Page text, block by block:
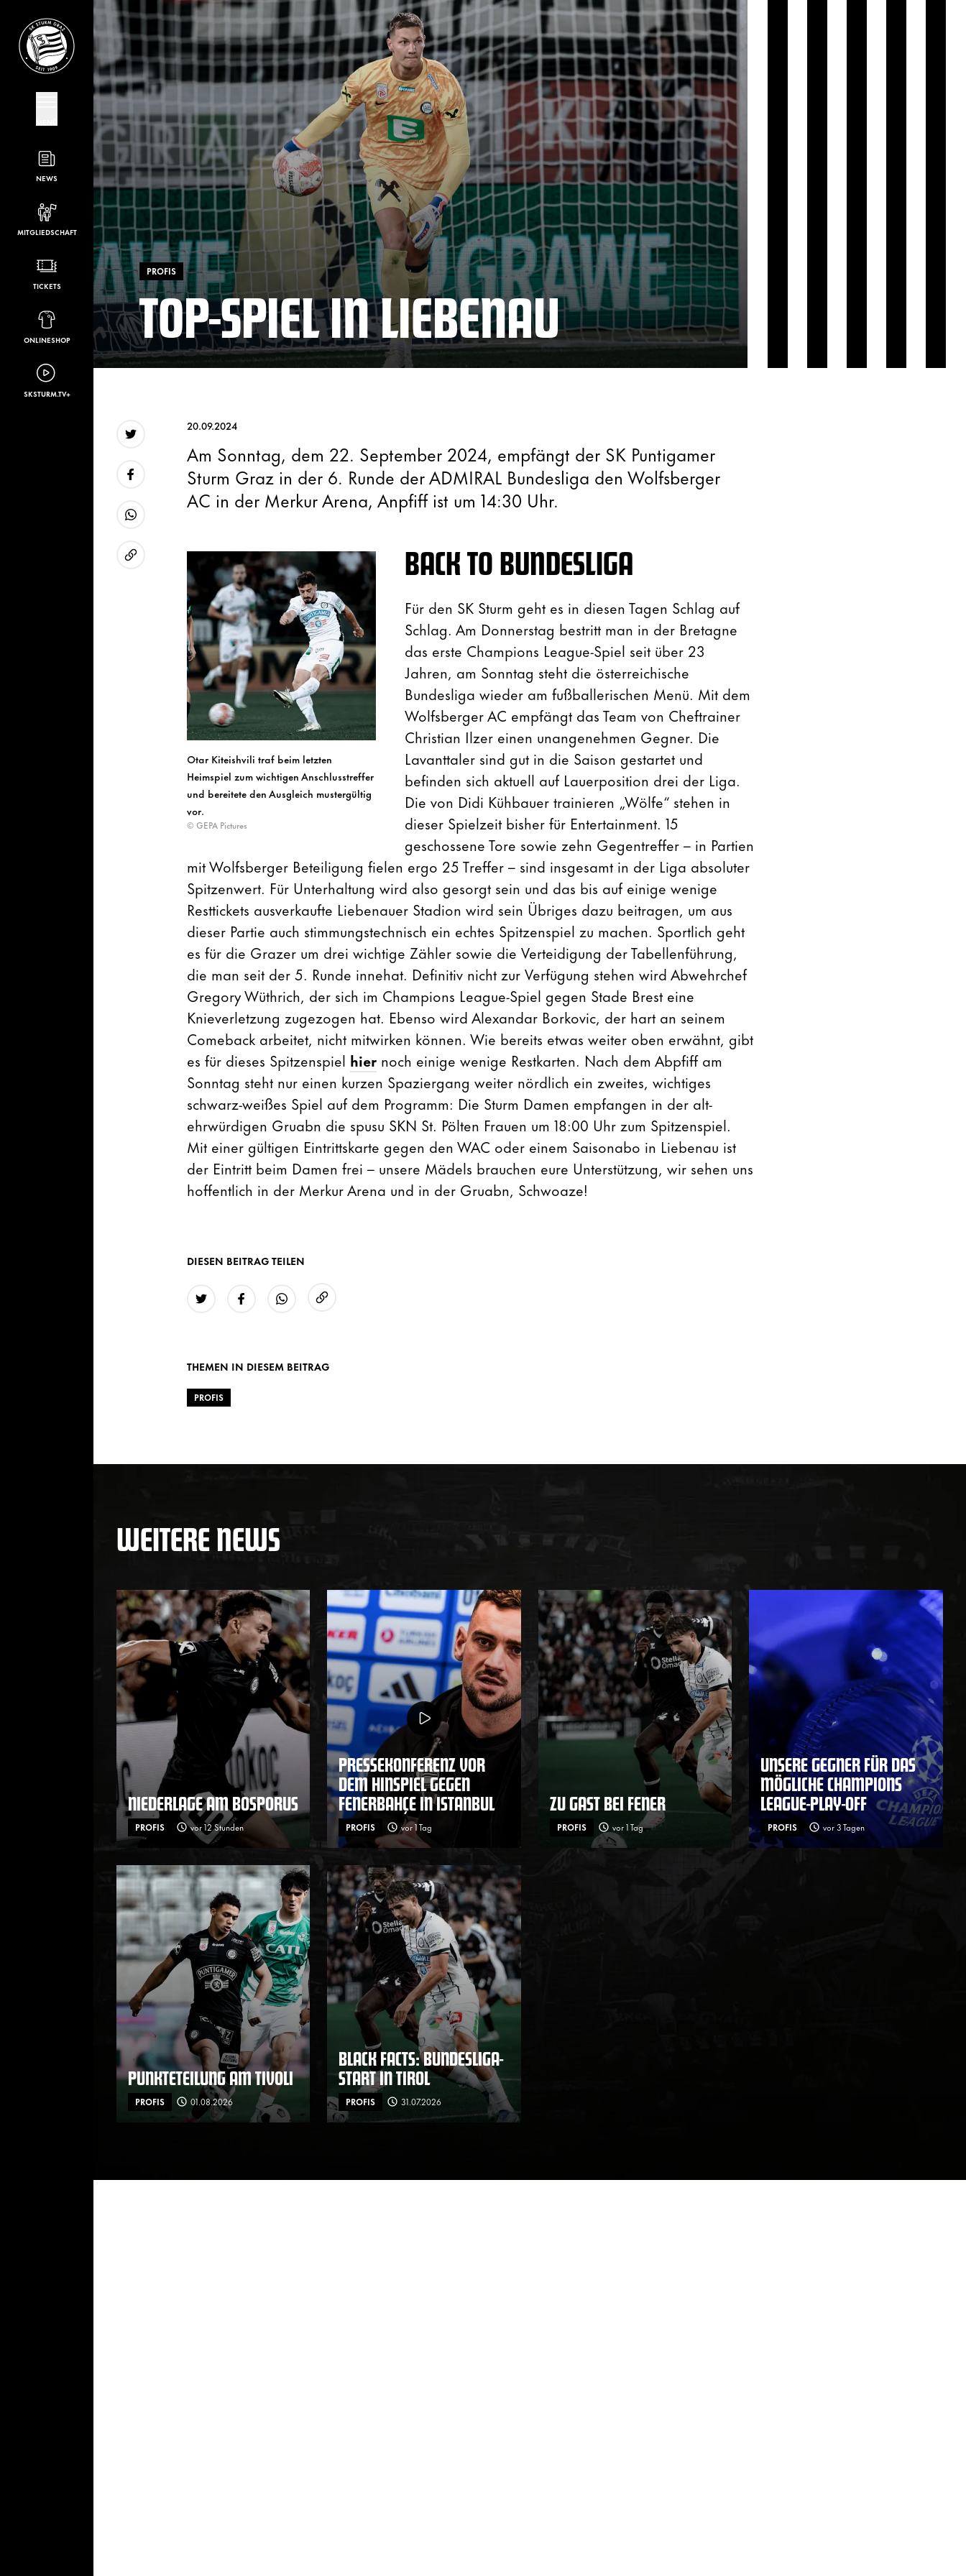
NEWS
MITGLIEDSCHAFT
TICKETS
ONLINESHOP
SKSTURM.TV+
PROFIS
TOP-SPIEL IN LIEBENAU
URL kopieren
20.09.2024
Am Sonntag, dem 22. September 2024, empfängt der SK Puntigamer
Sturm Graz in der 6. Runde der ADMIRAL Bundesliga den Wolfsberger
AC in der Merkur Arena, Anpfiff ist um 14:30 Uhr.
Otar Kiteishvili traf beim letzten
Heimspiel zum wichtigen Anschlusstreffer
und bereitete den Ausgleich mustergültig
vor.
© GEPA Pictures
BACK TO BUNDESLIGA
Für den SK Sturm geht es in diesen Tagen Schlag auf
Schlag. Am Donnerstag bestritt man in der Bretagne
das erste Champions League-Spiel seit über 23
Jahren, am Sonntag steht die österreichische
Bundesliga wieder am fußballerischen Menü. Mit dem
Wolfsberger AC empfängt das Team von Cheftrainer
Christian Ilzer einen unangenehmen Gegner. Die
Lavanttaler sind gut in die Saison gestartet und
befinden sich aktuell auf Lauerposition drei der Liga.
Die von Didi Kühbauer trainieren „Wölfe“ stehen in
dieser Spielzeit bisher für Entertainment. 15
geschossene Tore sowie zehn Gegentreffer – in Partien
mit Wolfsberger Beteiligung fielen ergo 25 Treffer – sind insgesamt in der Liga absoluter
Spitzenwert. Für Unterhaltung wird also gesorgt sein und das bis auf einige wenige
Resttickets ausverkaufte Liebenauer Stadion wird sein Übriges dazu beitragen, um aus
dieser Partie auch stimmungstechnisch ein echtes Spitzenspiel zu machen. Sportlich geht
es für die Grazer um drei wichtige Zähler sowie die Verteidigung der Tabellenführung,
die man seit der 5. Runde innehat. Definitiv nicht zur Verfügung stehen wird Abwehrchef
Gregory Wüthrich, der sich im Champions League-Spiel gegen Stade Brest eine
Knieverletzung zugezogen hat. Ebenso wird Alexandar Borkovic, der hart an seinem
Comeback arbeitet, nicht mitwirken können. Wie bereits etwas weiter oben erwähnt, gibt
es für dieses Spitzenspiel hiernoch einige wenige Restkarten. Nach dem Abpfiff am
Sonntag steht nur einen kurzen Spaziergang weiter nördlich ein zweites, wichtiges
schwarz-weißes Spiel auf dem Programm: Die Sturm Damen empfangen in der alt-
ehrwürdigen Gruabn die spusu SKN St. Pölten Frauen um 18:00 Uhr zum Spitzenspiel.
Mit einer gültigen Eintrittskarte gegen den WAC oder einem Saisonabo in Liebenau ist
der Eintritt beim Damen frei – unsere Mädels brauchen eure Unterstützung, wir sehen uns
hoffentlich in der Merkur Arena und in der Gruabn, Schwoaze!
DIESEN BEITRAG TEILEN
THEMEN IN DIESEM BEITRAG
PROFIS
WEITERE NEWS
NIEDERLAGE AM BOSPORUS
PROFIS vor 12 Stunden
PRESSEKONFERENZ VOR
DEM HINSPIEL GEGEN
FENERBAHÇE IN ISTANBUL
PROFIS vor 1 Tag
ZU GAST BEI FENER
PROFIS vor 1 Tag
UNSERE GEGNER FÜR DAS
MÖGLICHE CHAMPIONS
LEAGUE-PLAY-OFF
PROFIS vor 3 Tagen
PUNKTETEILUNG AM TIVOLI
PROFIS 01.08.2026
BLACK FACTS: BUNDESLIGA-
START IN TIROL
PROFIS 31.07.2026